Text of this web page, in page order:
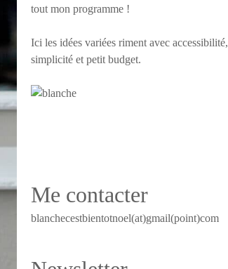
tout mon programme !
Ici les idées variées riment avec accessibilité,
simplicité et petit budget.
Me contacter
blanchecestbientotnoel(at)gmail(point)com